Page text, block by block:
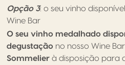
Opção 3: o seu vinho
Wine Bar
O seu vinho medalhado
degustação no nosso Wine Bar
Sommelier à disposição para